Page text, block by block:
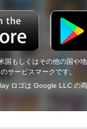
国もしくはその他の国や
サービスマークです。
ロゴは Google LLC の商